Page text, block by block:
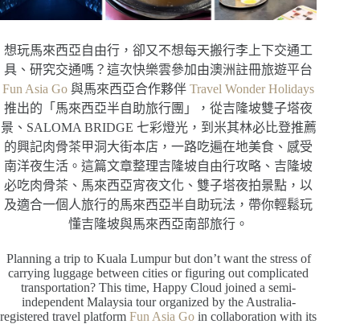
想玩馬來西亞自由行，卻又不想每天搬行李上下交通工
具、研究交通嗎？這次快樂雲參加由澳洲註冊旅遊平台
Fun Asia Go 與馬來西亞合作夥伴Travel Wonder Holidays
推出的「馬來西亞半自助旅行團」，從吉隆坡雙子塔夜
景、SALOMA BRIDGE 七彩燈光，到米其林必比登推薦
的興記肉骨茶甲洞大街本店，一路吃遍在地美食、感受
南洋夜生活。這篇文章整理吉隆坡自由行攻略、吉隆坡
必吃肉骨茶、馬來西亞宵夜文化、雙子塔夜拍景點，以
及適合一個人旅行的馬來西亞半自助玩法，帶你輕鬆玩
懂吉隆坡與馬來西亞南部旅行。
Planning a trip to Kuala Lumpur but don’t want the stress of
carrying luggage between cities or figuring out complicated
transportation? This time, Happy Cloud joined a semi-
independent Malaysia tour organized by the Australia-
registered travel platformFun Asia Go in collaboration with its